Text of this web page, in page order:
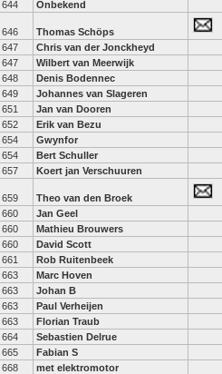
644 Onbekend
646 Thomas Schöps
647 Chris van der Jonckheyd
647 Wilbert van Meerwijk
648 Denis Bodennec
649 Johannes van Slageren
651 Jan van Dooren
652 Erik van Bezu
654 Gwynfor
654 Bert Schuller
657 Koert jan Verschuuren
659 Theo van den Broek
660 Jan Geel
660 Mathieu Brouwers
660 David Scott
661 Rob Ruitenbeek
663 Marc Hoven
663 Johan B
663 Paul Verheijen
663 Florian Traub
664 Sebastien Delrue
665 Fabian S
668 met elektromotor